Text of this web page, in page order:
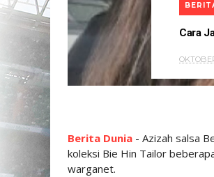
Cara
Berita Dunia - Azizah salsa
koleksi Bie Hin Tailor
warganet.